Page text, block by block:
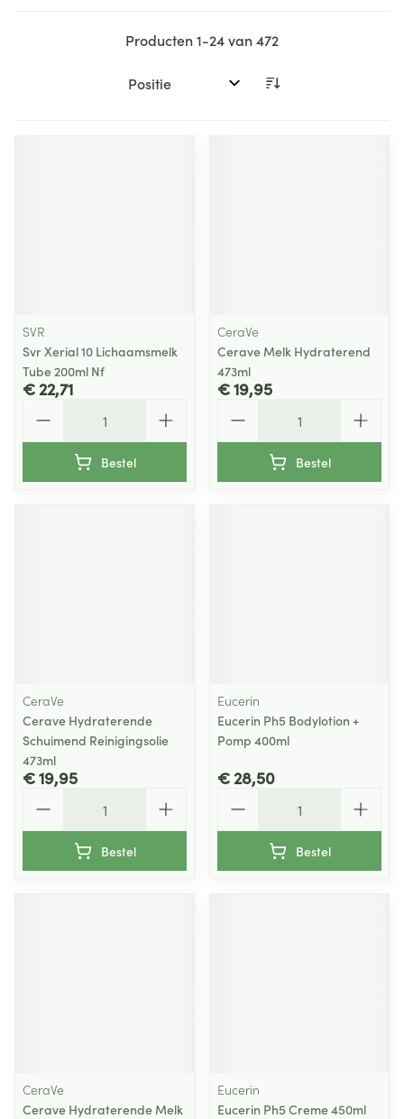
Producten1-24van472
Sorteer op:
SVR
Svr Xerial 10 Lichaamsmelk
Tube 200ml Nf
€ 22,71
Bestel
CeraVe
Cerave Melk Hydraterend
473ml
€ 19,95
Bestel
CeraVe
Cerave Hydraterende
Schuimend Reinigingsolie
473ml
€ 19,95
Bestel
Eucerin
Eucerin Ph5 Bodylotion +
Pomp 400ml
€ 28,50
Bestel
CeraVe
Cerave Hydraterende Melk
Eucerin
Eucerin Ph5 Creme 450ml